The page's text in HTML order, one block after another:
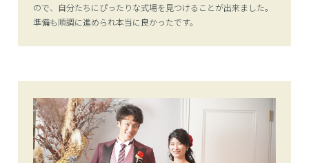
ので、自分たちにぴったりな式場を見つけることが出来ました。
準備も順調に進められ本当に良かったです。